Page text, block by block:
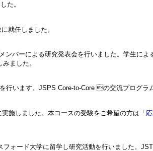
た。
就任しました。
ンバーによる研究発表会を行いました。学生に
ました。
行います。JSPS Core-to-Core の交流プログラ
施しました。本コースの受験をご希望の方は「
ォード大学に留学し研究活動を行いました。JST